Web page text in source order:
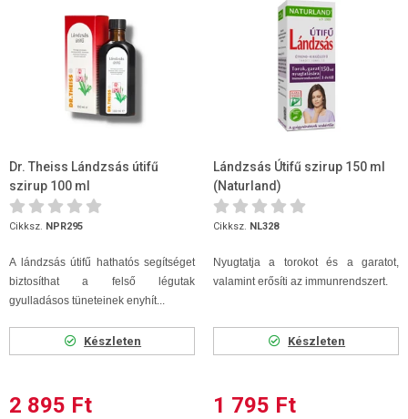
Dr. Theiss Lándzsás útifű
szirup 100 ml
Cikksz. NPR295
A lándzsás útifű hathatós segítséget
biztosíthat a felső légutak
gyulladásos tüneteinek enyhít...
Készleten
2 895 Ft
Lándzsás Útifű szirup 150 ml
(Naturland)
Cikksz. NL328
Nyugtatja a torokot és a garatot,
valamint erősíti az immunrendszert.
Készleten
1 795 Ft